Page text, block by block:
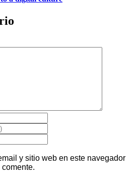
y sitio web en este navegador